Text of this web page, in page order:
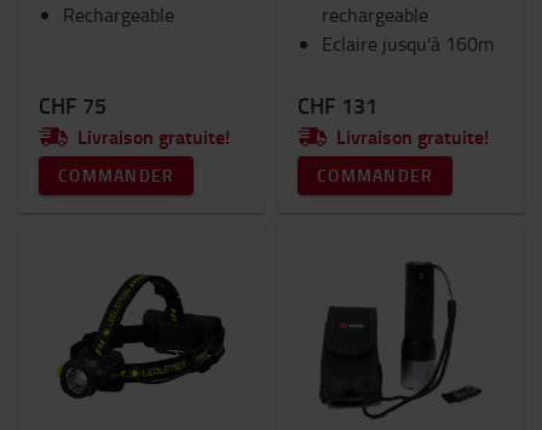
Rechargeable
CHF 75
Livraison gratuite!
COMMANDER
rechargeable
Eclaire jusqu'à 160m
CHF 131
Livraison gratuite!
COMMANDER